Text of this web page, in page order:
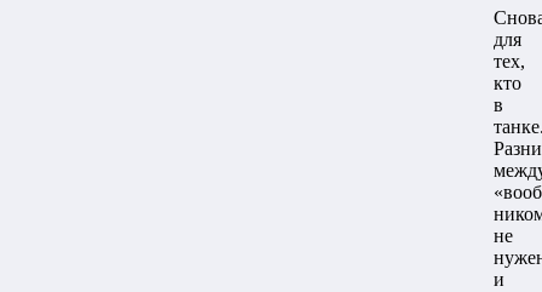
для
тех,
кто
в
не
и